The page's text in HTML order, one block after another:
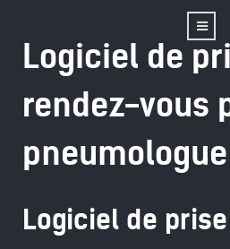
Logiciel de
rendez-vous
pneumologue
Logiciel de